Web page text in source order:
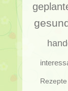
Rezepte